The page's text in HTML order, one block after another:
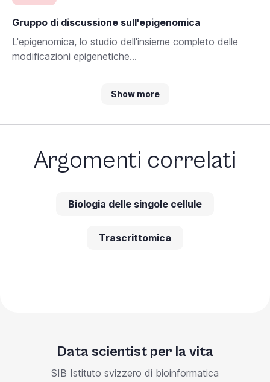
Gruppo di discussione sull'epigenomica
L'epigenomica, lo studio dell'insieme completo delle
modificazioni epigenetiche...
Show more
Argomenti correlati
Biologia delle singole cellule
Trascrittomica
Data scientist per la vita
SIB Istituto svizzero di bioinformatica